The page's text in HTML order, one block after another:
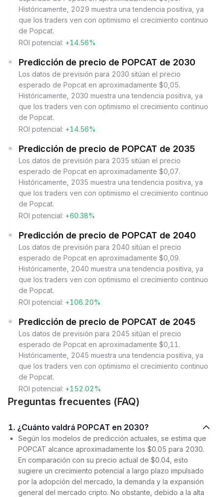
Históricamente, 2029 muestra una tendencia positiva, ya
que los traders ven con optimismo el crecimiento continuo
de Popcat.
ROI potencial: +14.56%
Predicción de precio de POPCAT de 2030
Los datos de previsión para 2030 sitúan el precio
esperado de Popcat en aproximadamente $0,05.
Históricamente, 2030 muestra una tendencia positiva, ya
que los traders ven con optimismo el crecimiento continuo
de Popcat.
ROI potencial: +14.56%
Predicción de precio de POPCAT de 2035
Los datos de previsión para 2035 sitúan el precio
esperado de Popcat en aproximadamente $0,07.
Históricamente, 2035 muestra una tendencia positiva, ya
que los traders ven con optimismo el crecimiento continuo
de Popcat.
ROI potencial: +60.38%
Predicción de precio de POPCAT de 2040
Los datos de previsión para 2040 sitúan el precio
esperado de Popcat en aproximadamente $0,09.
Históricamente, 2040 muestra una tendencia positiva, ya
que los traders ven con optimismo el crecimiento continuo
de Popcat.
ROI potencial: +106.20%
Predicción de precio de POPCAT de 2045
Los datos de previsión para 2045 sitúan el precio
esperado de Popcat en aproximadamente $0,11.
Históricamente, 2045 muestra una tendencia positiva, ya
que los traders ven con optimismo el crecimiento continuo
de Popcat.
ROI potencial: +152.02%
Preguntas frecuentes (FAQ)
1. ¿Cuánto valdrá POPCAT en 2030?
Según los modelos de predicción actuales, se estima que
POPCAT alcance aproximadamente los $0.05 para 2030.
En comparación con su precio actual de $0.04, esto
sugiere un crecimiento potencial a largo plazo impulsado
por la adopción del mercado, la demanda y la expansión
general del mercado cripto. No obstante, debido a la alta